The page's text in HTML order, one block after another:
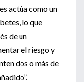
actúa como un
lo que
de un
el riesgo y
dos o más de